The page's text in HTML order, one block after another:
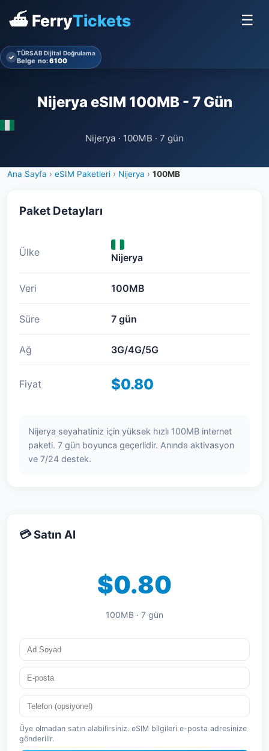
⛴ FerryTickets ☰
✓ TÜRSAB Dijital Doğrulama
Belge no:6100
Nijerya eSIM 100MB - 7 Gün
Nijerya · 100MB · 7 gün
Ana Sayfa › eSIM Paketleri › Nijerya › 100MB
Paket Detayları
Ülke Nijerya
Veri 100MB
Süre 7 gün
Ağ 3G/4G/5G
Fiyat $0.80
Nijerya seyahatiniz için yüksek hızlı 100MB internet
paketi. 7 gün boyunca geçerlidir. Anında aktivasyon
ve 7/24 destek.
💳 Satın Al
$0.80
100MB · 7 gün
Üye olmadan satın alabilirsiniz. eSIM bilgileri e-posta adresinize
gönderilir.